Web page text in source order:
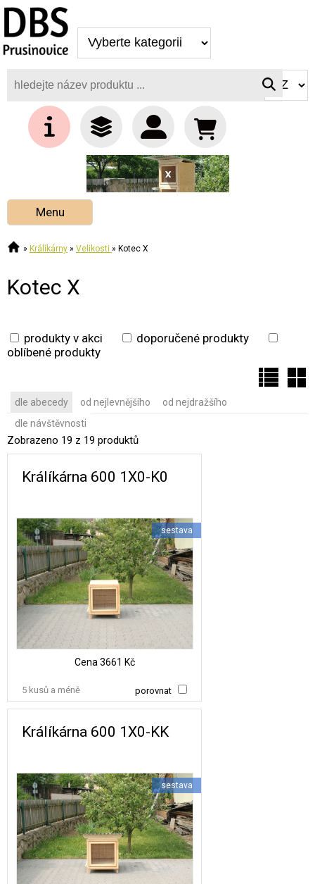
Menu
» Králíkárny » Velikosti » Kotec X
Kotec X
produkty v akci
doporučené produkty
oblíbené produkty
dle abecedy od nejlevnějšího
od nejdražšího
dle návštěvnosti
Zobrazeno 19 z 19 produktů
Králíkárna 600 1X0-K0
sestava
Cena 3661 Kč
porovnat
5 kusů a méně
Králíkárna 600 1X0-KK
sestava